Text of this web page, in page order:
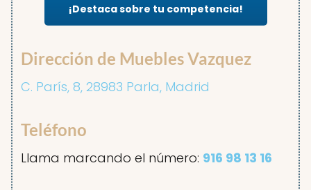
¡Destaca sobre tu competencia!
Dirección de Muebles Vazquez
C. París, 8, 28983 Parla, Madrid
Teléfono
Llama marcando el número: 916 98 13 16